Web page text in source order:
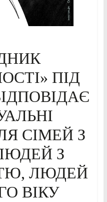
ПІД
СІМЕЙ З
З
ЛЮДЕЙ
ВІКУ